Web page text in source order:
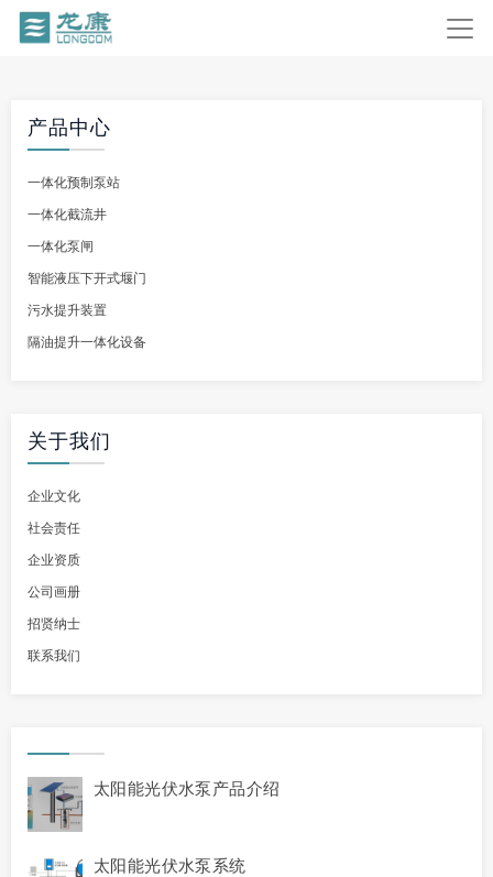
产品中心
一体化预制泵站
一体化截流井
一体化泵闸
智能液压下开式堰门
污水提升装置
隔油提升一体化设备
关于我们
企业文化
社会责任
企业资质
公司画册
招贤纳士
联系我们
太阳能光伏水泵产品介绍
太阳能光伏水泵系统